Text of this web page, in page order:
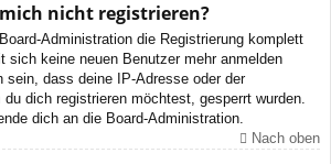
nicht registrieren?
Administration die Registrierung komplett
sich keine neuen Benutzer mehr anmelden
sein, dass deine IP-Adresse oder der
dich registrieren möchtest, gesperrt wurden.
dich an die Board-Administration.
Nach oben